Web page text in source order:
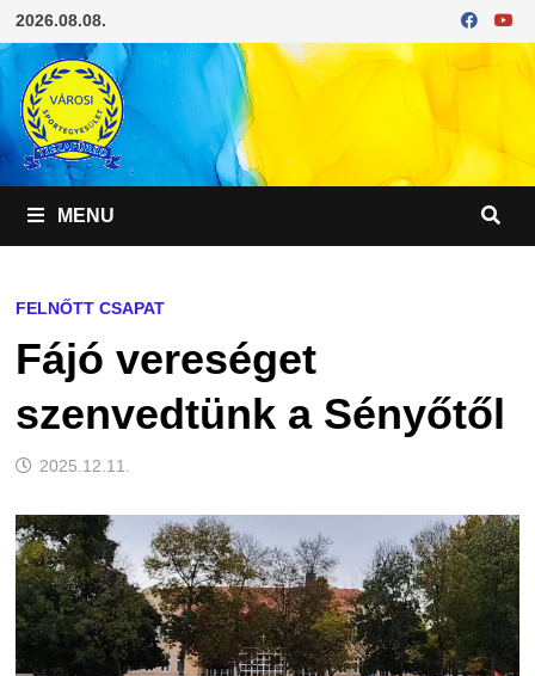
Skip
to
content
2026.08.08.
MENU
FELNŐTT CSAPAT
Fájó vereséget
szenvedtünk a Sényőtől
2025.12.11.